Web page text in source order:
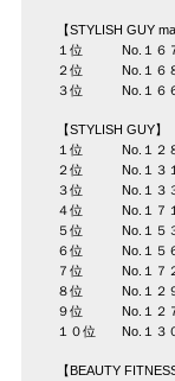
【STYLISH GUY
１位 No.１
２位 No.１
３位 No.１
【STYLISH GUY】
１位 No.１
２位 No.１
３位 No.１
４位 No.１
５位 No.１
６位 No.１
７位 No.１
８位 No.１
９位 No.１
１０位 No.
【BEAUTY